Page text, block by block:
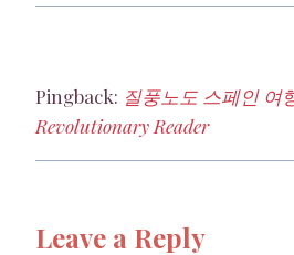
Pingback: 질풍노도 스페인 여
Revolutionary Reader
Leave a Reply